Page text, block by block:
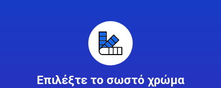
Επιλέξτε το σωστό χρώμα